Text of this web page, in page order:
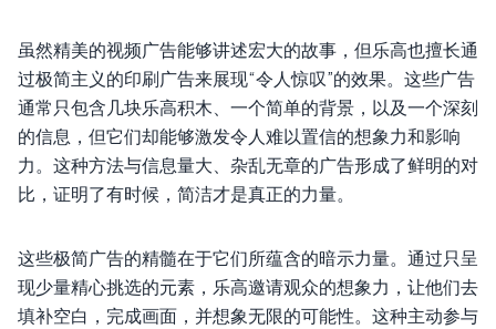
虽然精美的视频广告能够讲述宏大的故事，但乐高也擅长通
过极简主义的印刷广告来展现“令人惊叹”的效果。这些广告
通常只包含几块乐高积木、一个简单的背景，以及一个深刻
的信息，但它们却能够激发令人难以置信的想象力和影响
力。这种方法与信息量大、杂乱无章的广告形成了鲜明的对
比，证明了有时候，简洁才是真正的力量。
这些极简广告的精髓在于它们所蕴含的暗示力量。通过只呈
现少量精心挑选的元素，乐高邀请观众的想象力，让他们去
填补空白，完成画面，并想象无限的可能性。这种主动参与